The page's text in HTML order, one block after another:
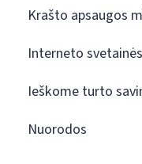
Krašto apsaugos
Interneto
Ieškome turto
Nuorodos